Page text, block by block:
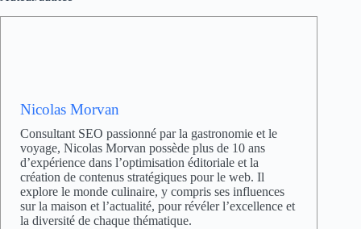
Nicolas Morvan
Consultant SEO passionné par la gastronomie et le
voyage, Nicolas Morvan possède plus de 10 ans
d’expérience dans l’optimisation éditoriale et la
création de contenus stratégiques pour le web. Il
explore le monde culinaire, y compris ses influences
sur la maison et l’actualité, pour révéler l’excellence et
la diversité de chaque thématique.